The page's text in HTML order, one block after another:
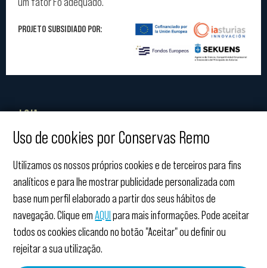
PROJETO SUBSIDIADO POR:
LOJA
NÓS
AJUDA
LEGAIS
Uso de cookies por Conservas Remo
Utilizamos os nossos próprios cookies e de terceiros para fins
analíticos e para lhe mostrar publicidade personalizada com
base num perfil elaborado a partir dos seus hábitos de
navegação. Clique emAQUIpara mais informações. Pode aceitar
todos os cookies clicando no botão "Aceitar" ou definir ou
rejeitar a sua utilização.